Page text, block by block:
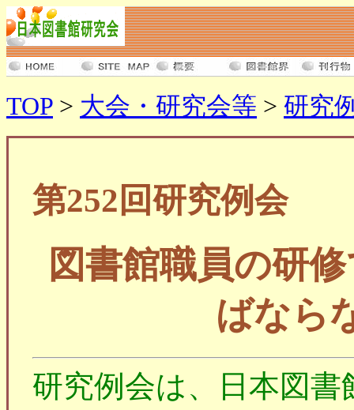
TOP > 大会・研究会等 > 研究
第252回研究例会
図書館職員の研
ばなら
研究例会は、日本図